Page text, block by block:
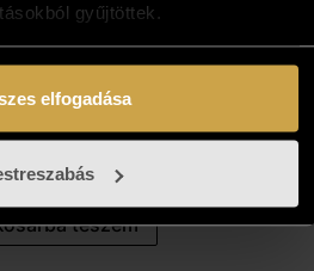
gyűjtöttek.
elfogadása
Richárd -
különbség
cm)
teszem